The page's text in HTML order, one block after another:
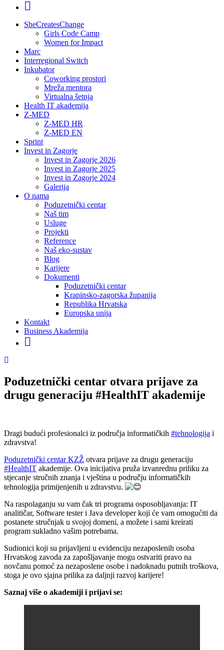
SheCreatesChange
Girls Code Camp
Women for Impact
Marc
Interregional Switch
Inkubator
Coworking prostori
Mreža mentora
Virtualna šetnja
Health IT akademija
Z-MED
Z-MED HR
Z-MED EN
Sprint
Invest in Zagorje
Invest in Zagorje 2026
Invest in Zagorje 2025
Invest in Zagorje 2024
Galerija
O nama
Poduzetnički centar
Naš tim
Usluge
Projekti
Reference
Naš eko-sustav
Blog
Karijere
Dokumenti
Poduzetnički centar
Krapinsko-zagorska županija
Republika Hrvatska
Europska unija
Kontakt
Business Akademija
Poduzetnički centar otvara prijave za
drugu generaciju #HealthIT akademije
Dragi budući profesionalci iz područja informatičkih #tehnologija i
zdravstva!
Poduzetnički centar KZŽ otvara prijave za drugu generaciju
#HealthIT akademije. Ova inicijativa pruža izvanrednu priliku za
stjecanje stručnih znanja i vještina u području informatičkih
tehnologija primijenjenih u zdravstvu.
Na raspolaganju su vam čak tri programa osposobljavanja: IT
analitičar, Software tester i Java developer koji će vam omogućiti da
postanete stručnjak u svojoj domeni, a možete i sami kreirati
program sukladno vašim potrebama.
Sudionici koji su prijavljeni u evidenciju nezaposlenih osoba
Hrvatskog zavoda za zapošljavanje mogu ostvariti pravo na
novčanu pomoć za nezaposlene osobe i nadoknadu putnih troškova,
stoga je ovo sjajna prilika za daljnji razvoj karijere!
Saznaj više o akademiji i prijavi se: